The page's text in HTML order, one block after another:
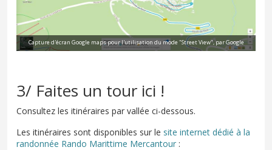
Capture d'écran Google maps pour l'utilisation du mode "Street View", par Google
3/ Faites un tour ici !
Consultez les itinéraires par vallée ci-dessous.
Les itinéraires sont disponibles sur le site internet dédié à la
randonnée Rando Marittime Mercantour :